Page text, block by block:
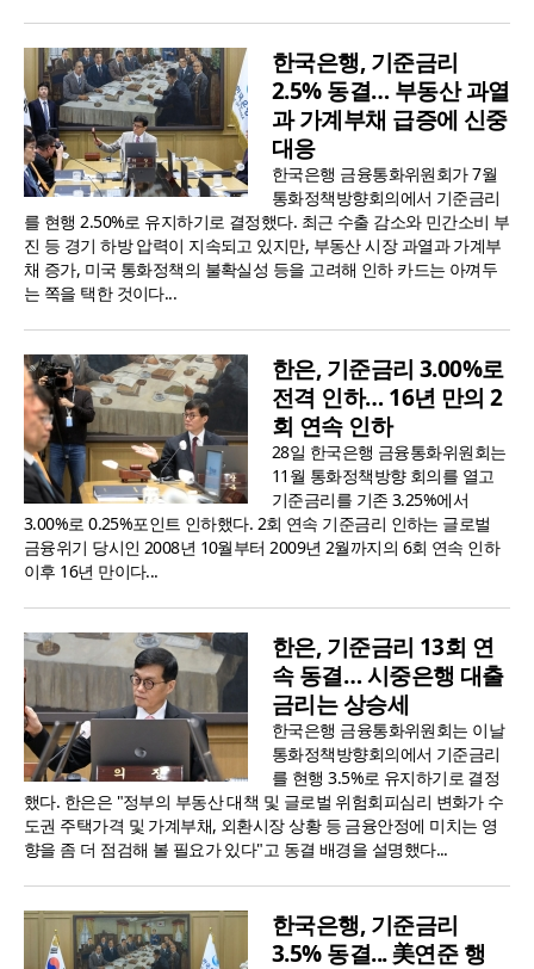
한국은행, 기준금리
2.5% 동결… 부동산 과열
과 가계부채 급증에 신중
대응
한국은행 금융통화위원회가 7월
통화정책방향회의에서 기준금리
를 현행 2.50%로 유지하기로 결정했다. 최근 수출 감소와 민간소비 부
진 등 경기 하방 압력이 지속되고 있지만, 부동산 시장 과열과 가계부
채 증가, 미국 통화정책의 불확실성 등을 고려해 인하 카드는 아껴두
는 쪽을 택한 것이다...
한은, 기준금리 3.00%로
전격 인하… 16년 만의 2
회 연속 인하
28일 한국은행 금융통화위원회는
11월 통화정책방향 회의를 열고
기준금리를 기존 3.25%에서
3.00%로 0.25%포인트 인하했다. 2회 연속 기준금리 인하는 글로벌
금융위기 당시인 2008년 10월부터 2009년 2월까지의 6회 연속 인하
이후 16년 만이다...
한은, 기준금리 13회 연
속 동결… 시중은행 대출
금리는 상승세
한국은행 금융통화위원회는 이날
통화정책방향회의에서 기준금리
를 현행 3.5%로 유지하기로 결정
했다. 한은은 "정부의 부동산 대책 및 글로벌 위험회피심리 변화가 수
도권 주택가격 및 가계부채, 외환시장 상황 등 금융안정에 미치는 영
향을 좀 더 점검해 볼 필요가 있다"고 동결 배경을 설명했다...
한국은행, 기준금리
3.5% 동결... 美연준 행